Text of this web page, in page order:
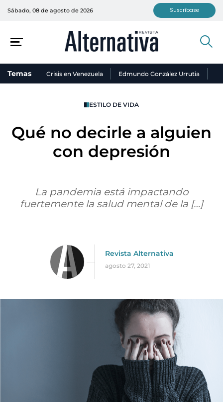
Sábado, 08 de agosto de 2026 Suscríbase
Temas Crisis en Venezuela Edmundo González Urrutia
ESTILO DE VIDA
Qué no decirle a alguien
con depresión
La pandemia está impactando
fuertemente la salud mental de la […]
Revista Alternativa
agosto 27, 2021